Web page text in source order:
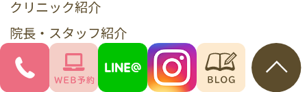
クリニック紹介
院長・スタッフ紹介
診療時間・アクセス
初めての方へ